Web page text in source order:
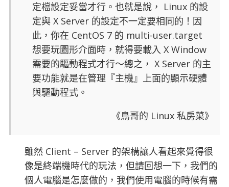
定檔設定妥當才行。也就是說， Linux 的設
定與 X Server 的設定不一定要相同的！因
此，你在 CentOS 7 的 multi-user.target
想要玩圖形介面時，就得要載入 X Window
需要的驅動程式才行～總之， X Server 的主
要功能就是在管理『主機』上面的顯示硬體
與驅動程式。
《鳥哥的 Linux 私房菜》
雖然 Client – Server 的架構讓人看起來覺得很
像是終端機時代的玩法，但請回想一下，我們的
個人電腦是怎麼做的，我們使用電腦的時候有需